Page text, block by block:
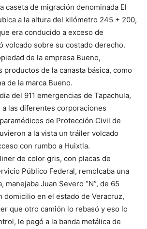
caseta de migración denominada El
a la altura del kilómetro 245 + 200,
era conducido a exceso de
volcado sobre su costado derecho.
de la empresa Bueno,
de la canasta básica, como
de la marca Bueno.
del 911 emergencias de Tapachula,
las diferentes corporaciones
de Protección Civil de
a la vista un tráiler volcado
con rumbo a Huixtla.
de color gris, con placas de
Público Federal, remolcaba una
manejaba Juan Severo “N”, de 65
domicilio en el estado de Veracruz,
que otro camión lo rebasó y eso lo
le pegó a la banda metálica de